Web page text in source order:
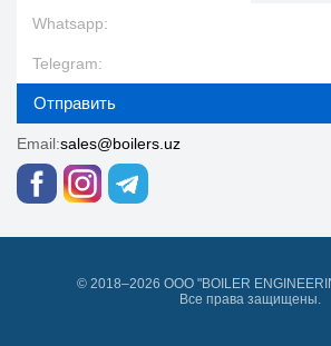
Отправить
Email:sales@boilers.uz
© 2018–2026 ООО "BOILER
Все права защищены.